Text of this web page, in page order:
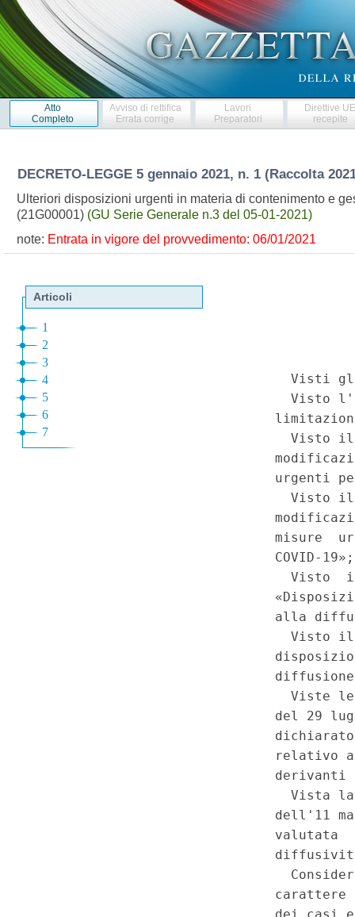
Atto
Completo
Avviso di rettifica
Errata corrige
Lavori
Preparatori
Direttive
recepite
DECRETO-LEGGE 5 gennaio 2021, n. 1 (Raccolta
Ulteriori disposizioni urgenti in materia di contenimento e
(21G00001) (GU Serie Generale n.3 del 05-01-2021)
note: Entrata in vigore del provvedimento: 06/01/2021